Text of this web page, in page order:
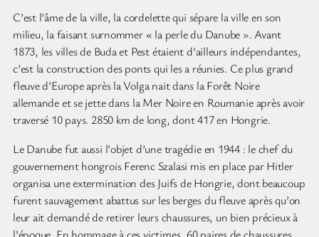
C’est l’âme de la ville, la cordelette qui sépare la ville en son
milieu, la faisant surnommer « la perle du Danube ». Avant
1873, les villes de Buda et Pest étaient d’ailleurs indépendantes,
c’est la construction des ponts qui les a réunies. Ce plus grand
fleuve d’Europe après la Volga nait dans la Forêt Noire
allemande et se jette dans la Mer Noire en Roumanie après avoir
traversé 10 pays. 2850 km de long, dont 417 en Hongrie.
Le Danube fut aussi l’objet d’une tragédie en 1944 : le chef du
gouvernement hongrois Ferenc Szalasi mis en place par Hitler
organisa une extermination des Juifs de Hongrie, dont beaucoup
furent sauvagement abattus sur les berges du fleuve après qu’on
leur ait demandé de retirer leurs chaussures, un bien précieux à